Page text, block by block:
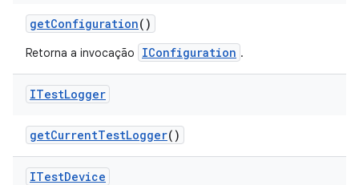
getConfiguration()
Retorna a invocação IConfiguration .
ITestLogger
getCurrentTestLogger()
ITestDevice